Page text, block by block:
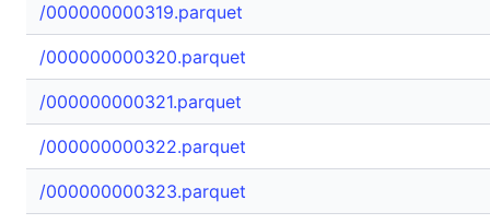
/000000000319.parquet
/000000000320.parquet
/000000000321.parquet
/000000000322.parquet
/000000000323.parquet